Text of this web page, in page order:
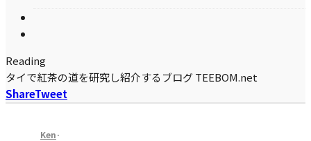
Reading
タイで紅茶の道を研究し紹介するブログ TEEBOM.net
ShareTweet
Ken·